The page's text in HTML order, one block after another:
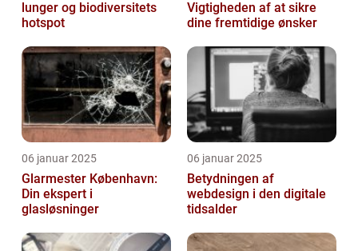
lunger og biodiversitets
hotspot
Vigtigheden af at sikre
dine fremtidige ønsker
06 januar 2025
Glarmester København:
Din ekspert i
glasløsninger
06 januar 2025
Betydningen af
webdesign i den digitale
tidsalder